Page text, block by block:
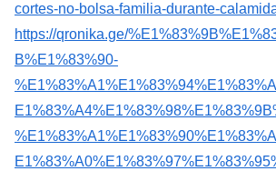
cortes-no-bolsa-familia-durante-
https://qronika.ge/
B%E1%83%90-